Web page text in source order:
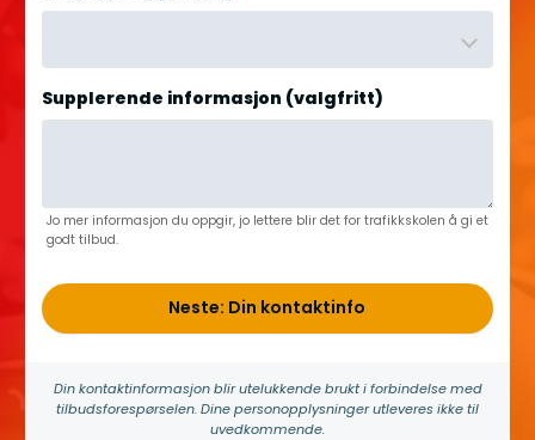
r
Supplerende informasjon (valgfritt)
Jo mer informasjon du oppgir, jo lettere blir det for trafikkskolen å gi et
godt tilbud.
Neste: Din kontaktinfo
Din kontakt­informasjon blir utelukkende brukt i forbindelse med
tilbuds­forespørselen. Dine person­­opplysninger utleveres ikke til
uvedkommende.